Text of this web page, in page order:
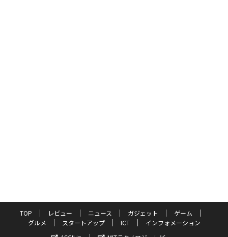
TOP レビュー ニュース ガジェット
ゲーム
グルメ
スタートアップ ICT
インフォメーション